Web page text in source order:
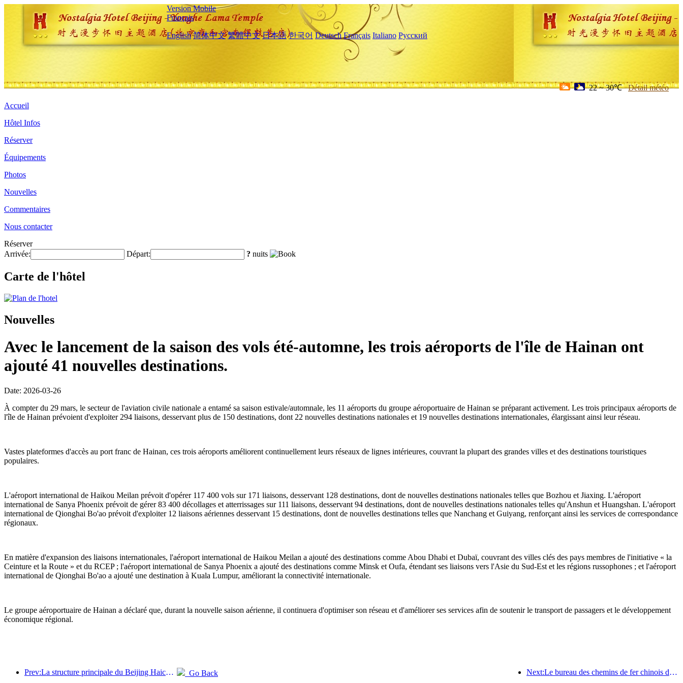
Version Mobile
Français
English 简体中文 繁體中文 日本語 한국어 Deutsch Français Italiano Русский
22 ~ 30℃ Détail météo
Accueil
Hôtel Infos
Réserver
Équipements
Photos
Nouvelles
Commentaires
Nous contacter
Réserver
Arrivée:
Départ: ? nuits
Carte de l'hôtel
Nouvelles
Avec le lancement de la saison des vols été-automne, les trois aéroports de l'île de Hainan ont
ajouté 41 nouvelles destinations.
Date: 2026-03-26
À compter du 29 mars, le secteur de l'aviation civile nationale a entamé sa saison estivale/automnale, les 11 aéroports du groupe aéroportuaire de Hainan se préparant activement. Les trois principaux aéroports de
l'île de Hainan prévoient d'exploiter 294 liaisons, desservant plus de 150 destinations, dont 22 nouvelles destinations nationales et 19 nouvelles destinations internationales, élargissant ainsi leur réseau.
Vastes plateformes d'accès au port franc de Hainan, ces trois aéroports améliorent continuellement leurs réseaux de lignes intérieures, couvrant la plupart des grandes villes et des destinations touristiques
populaires.
L'aéroport international de Haikou Meilan prévoit d'opérer 117 400 vols sur 171 liaisons, desservant 128 destinations, dont de nouvelles destinations nationales telles que Bozhou et Jiaxing. L'aéroport
international de Sanya Phoenix prévoit de gérer 83 400 décollages et atterrissages sur 111 liaisons, desservant 94 destinations, dont de nouvelles destinations nationales telles qu'Anshun et Huangshan. L'aéroport
international de Qionghai Bo'ao prévoit d'exploiter 12 liaisons aériennes desservant 15 destinations, dont de nouvelles destinations telles que Nanchang et Guiyang, renforçant ainsi les services de correspondance
régionaux.
En matière d'expansion des liaisons internationales, l'aéroport international de Haikou Meilan a ajouté des destinations comme Abou Dhabi et Dubaï, couvrant des villes clés des pays membres de l'initiative « la
Ceinture et la Route » et du RCEP ; l'aéroport international de Sanya Phoenix a ajouté des destinations comme Minsk et Oufa, étendant ses liaisons vers l'Asie du Sud-Est et les régions russophones ; et l'aéroport
international de Qionghai Bo'ao a ajouté une destination à Kuala Lumpur, améliorant la connectivité internationale.
Le groupe aéroportuaire de Hainan a déclaré que, durant la nouvelle saison aérienne, il continuera d'optimiser son réseau et d'améliorer ses services afin de soutenir le transport de passagers et le développement
économique régional.
Prev:La structure principale du Beijing Haichang Ocean Park devrait atteindre son point culminant d'ici la fin de l'année, l'achèvement et l'ouverture étant prévus pour 2027. Next:Le bureau des chemins de fer chinois de Pékin lance les transports pour les vacances de la fête de Qingming et prévoit de transporter 7,37 millions de passagers.
Go Back